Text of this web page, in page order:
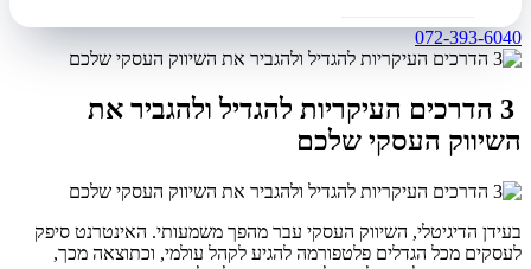
072-393-6040
3 הדרכים העיקריות להגדיל ולהגביר את
השיווק העסקי שלכם
בעידן הדיגיטלי, השיווק העסקי עבר מהפך משמעותי. האינטרנט סיפק
לעסקים מכל הגדלים פלטפורמה להגיע לקהל עולמי, וכתוצאה מכך,